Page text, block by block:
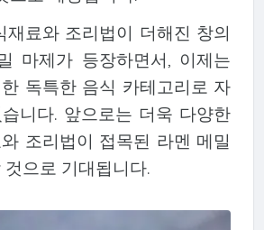
재료와 조리법이 더해진 창의
마제가 등장하면서, 이제는
독특한 음식 카테고리로 자
니다. 앞으로는 더욱 다양한
조리법이 접목된 라멘 메밀
으로 기대됩니다.